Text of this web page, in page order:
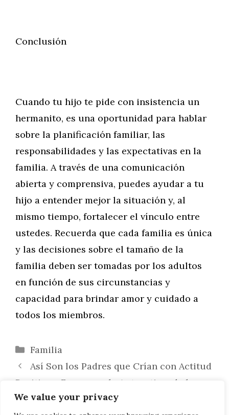
We value your privacy
Conclusión
Cuando tu hijo te pide con insistencia un
hermanito, es una oportunidad para hablar
sobre la planificación familiar, las
responsabilidades y las expectativas en la
familia. A través de una comunicación
abierta y comprensiva, puedes ayudar a tu
hijo a entender mejor la situación y, al
mismo tiempo, fortalecer el vínculo entre
ustedes. Recuerda que cada familia es única
y las decisiones sobre el tamaño de la
familia deben ser tomadas por los adultos
en función de sus circunstancias y
capacidad para brindar amor y cuidado a
todos los miembros.
Categorías
Familia
Así Son los Padres que Crían con Actitud
Positiva y Favorecen la Autoestima de los
Hijos